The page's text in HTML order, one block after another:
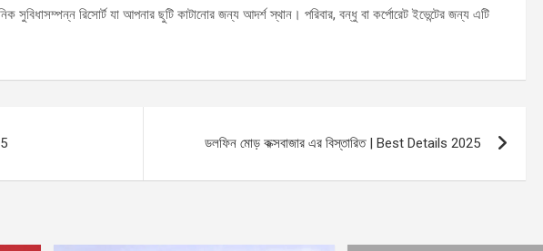
সুবিধাসম্পন্ন রিসোর্ট যা আপনার ছুটি কাটানোর জন্য আদর্শ স্থান। পরিবার, বন্ধু বা কর্পোরেট ইভেন্টের জন্য এটি
ডলফিন মোড় কক্সবাজার এর বিস্তারিত | Best Details 2025